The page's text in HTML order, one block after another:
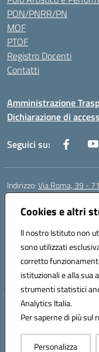
Cookies e altri
Il nostro Istituto non
sono utilizzati
corretto
istituzionali e alla sua
strumenti statistici
Analytics Italia.
Per saperne di più sul
Personalizza
PON/PNRR/PN
MOF
PTOF
Registro Docenti
Contatti
Amministrazione
Dichiarazione di
Seguici su:
Indirizzo:Via Roma, 39 -
Centralino:
Posta elettronica
Codice fiscale:
Codice meccanografico:
Codice Indice delle
Codice unico di fatturazione
Hosting